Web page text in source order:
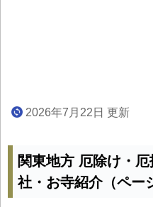
2026年7月22日 更新
関東地方 厄除け・
社・お寺紹介（ペー